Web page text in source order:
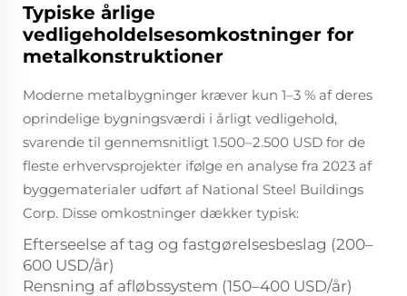
Typiske årlige
vedligeholdelsesomkostninger for
metalkonstruktioner
Moderne metalbygninger kræver kun 1–3 % af deres
oprindelige bygningsværdi i årligt vedligehold,
svarende til gennemsnitligt 1.500–2.500 USD for de
fleste erhvervsprojekter ifølge en analyse fra 2023 af
byggematerialer udført af National Steel Buildings
Corp. Disse omkostninger dækker typisk:
Efterseelse af tag og fastgørelsesbeslag (200–
600 USD/år)
Rensning af afløbssystem (150–400 USD/år)